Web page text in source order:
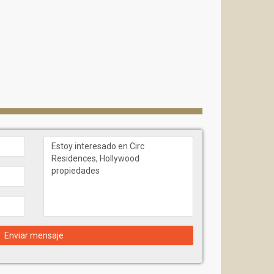
Unidos como en el extranjero. Su cartera
lujo, hoteles, oficinas, propiedades comerciales y
premios y honores de diseño. El equipo de
LEED, realizando una amplia gama de servicios.
de lujo para una gran variedad de proyectos,
Enviar mensaje